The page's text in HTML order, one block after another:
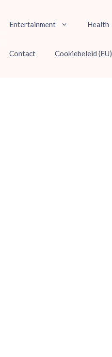
Entertainment Health
Contact Cookiebeleid (EU)